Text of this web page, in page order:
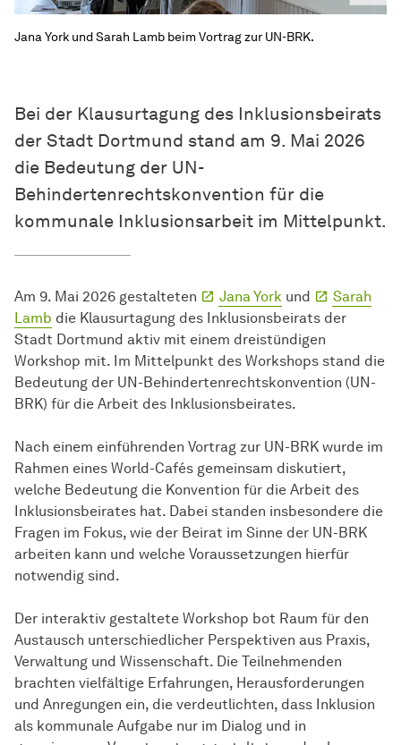
Jana York und Sarah Lamb beim Vortrag zur UN-BRK.
Bei der Klausurtagung des Inklusionsbeirats
der Stadt Dortmund stand am 9. Mai 2026
die Bedeutung der UN-
Behindertenrechtskonvention für die
kommunale Inklusionsarbeit im Mittelpunkt.
Am 9. Mai 2026 gestalteten Jana York und
Sarah
Lamb die Klausurtagung des Inklusionsbeirats der
Stadt Dortmund aktiv mit einem dreistündigen
Workshop mit. Im Mittelpunkt des Workshops stand die
Bedeutung der UN-Behindertenrechtskonvention (UN-
BRK) für die Arbeit des Inklusionsbeirates.
Nach einem einführenden Vortrag zur UN-BRK wurde im
Rahmen eines World-Cafés gemeinsam diskutiert,
welche Bedeutung die Konvention für die Arbeit des
Inklusionsbeirates hat. Dabei standen insbesondere die
Fragen im Fokus, wie der Beirat im Sinne der UN-BRK
arbeiten kann und welche Voraussetzungen hierfür
notwendig sind.
Der interaktiv gestaltete Workshop bot Raum für den
Austausch unterschiedlicher Perspektiven aus Praxis,
Verwaltung und Wissenschaft. Die Teilnehmenden
brachten vielfältige Erfahrungen, Herausforderungen
und Anregungen ein, die verdeutlichten, dass Inklusion
als kommunale Aufgabe nur im Dialog und in